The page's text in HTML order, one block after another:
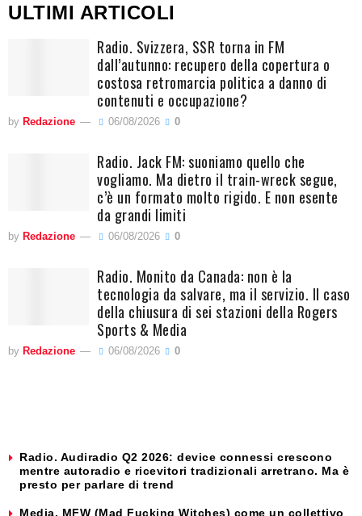
ULTIMI ARTICOLI
Radio. Svizzera, SSR torna in FM
dall’autunno: recupero della copertura o
costosa retromarcia politica a danno di
contenuti e occupazione?
by Redazione 06/08/2026 0
Radio. Jack FM: suoniamo quello che
vogliamo. Ma dietro il train-wreck segue,
c’è un formato molto rigido. E non esente
da grandi limiti
by Redazione 06/08/2026 0
Radio. Monito da Canada: non è la
tecnologia da salvare, ma il servizio. Il caso
della chiusura di sei stazioni della Rogers
Sports & Media
by Redazione 06/08/2026 0
Radio. Audiradio Q2 2026: device connessi crescono
mentre autoradio e ricevitori tradizionali arretrano. Ma è
presto per parlare di trend
Media. MFW (Mad Fucking Witches) come un collettivo